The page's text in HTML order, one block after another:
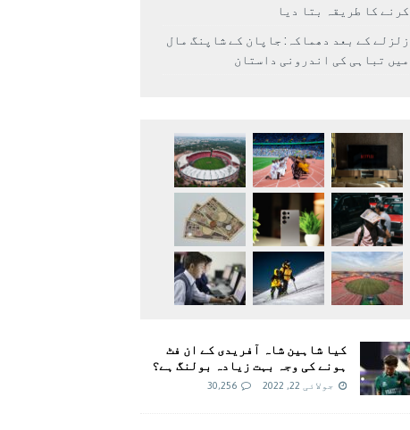
کرنے کا طریقہ بتا دیا
زلزلے کے بعد دھماکہ: جاپان کے شاپنگ مال
میں تباہی کی اندرونی داستان
کیا شاہین شاہ آفریدی کے ان فٹ
ہونے کی وجہ بہت زیادہ بولنگ ہے؟
جولائی 22, 2022 30,256